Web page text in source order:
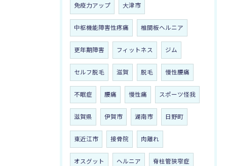
免疫力アップ 大津市
中枢機能障害性疼痛 椎間板ヘルニア
更年期障害 フィットネス ジム
セルフ脱毛 滋賀 脱毛 慢性腰痛
不眠症 腰痛 慢性痛 スポーツ怪我
滋賀県 伊賀市 湖南市 日野町
東近江市 接骨院 肉離れ
オスグット ヘルニア 脊柱管狭窄症